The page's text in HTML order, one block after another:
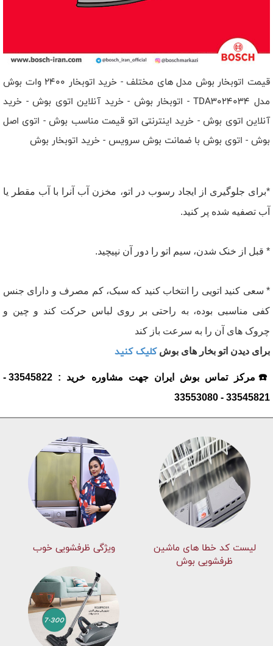
قیمت اتوبخار بوش مدل های مختلف - خرید اتوبخار 2400 وات بوش
مدل TDA3024034 - اتوبخار بوش - خرید آنلاین اتوی بوش - خرید
آنلاین اتوی بوش - خرید اینترنتی اتو قیمت مناسب بوش - اتوی اصل
بوش - اتوی بوش با ضمانت بوش سرویس - خرید اتوبخار بوش
*برای جلوگیری از ایجاد رسوب در اتو، مخزن آب آنرا با آب مقطر یا
آب تصفیه شده پر کنید.
* قبل از خنک شدن، سیم اتو را دور آن نپیچید.
* سعی کنید اتویی را انتخاب کنید که سبک، کم مصرف و دارای جنس
کفی مناسبی بوده، به راحتی بر روی لباس حرکت کند و چین و
چروک های آن را به سرعت باز کند
برای دیدن اتو بخار های بوشکلیک کنید
☎️مرکز تماس بوش ایران جهت مشاوره خرید : 33545822 -
33545821 - 33553080
لیست کد خطا های ماشين
ظرفشویی بوش
ویژگی ظرفشویی خوب